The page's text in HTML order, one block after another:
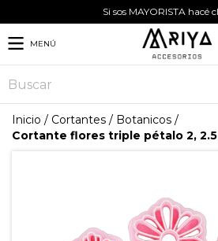
Si sos MAYORISTA hacé
MENÚ
Inicio / Cortantes / Botanicos /
Cortante flores triple pétalo 2,